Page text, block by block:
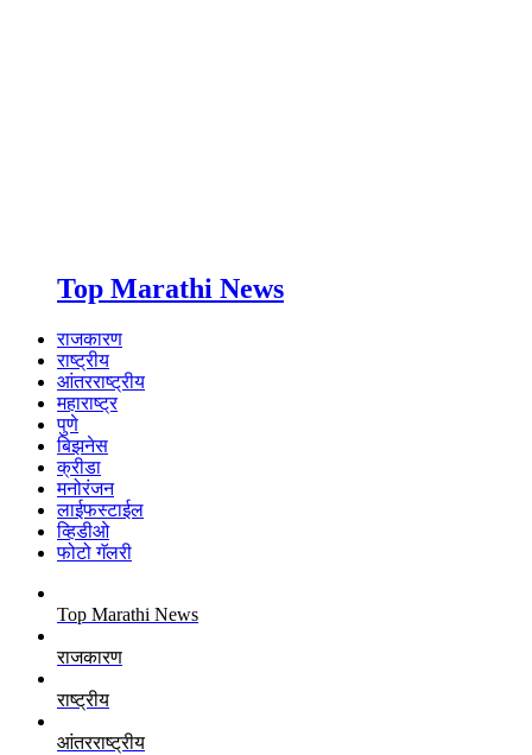
Top Marathi News
राजकारण
राष्ट्रीय
आंतरराष्ट्रीय
महाराष्ट्र
पुणे
बिझनेस
क्रीडा
मनोरंजन
लाईफस्टाईल
व्हिडीओ
फोटो गॅलरी
Top Marathi News
राजकारण
राष्ट्रीय
आंतरराष्ट्रीय